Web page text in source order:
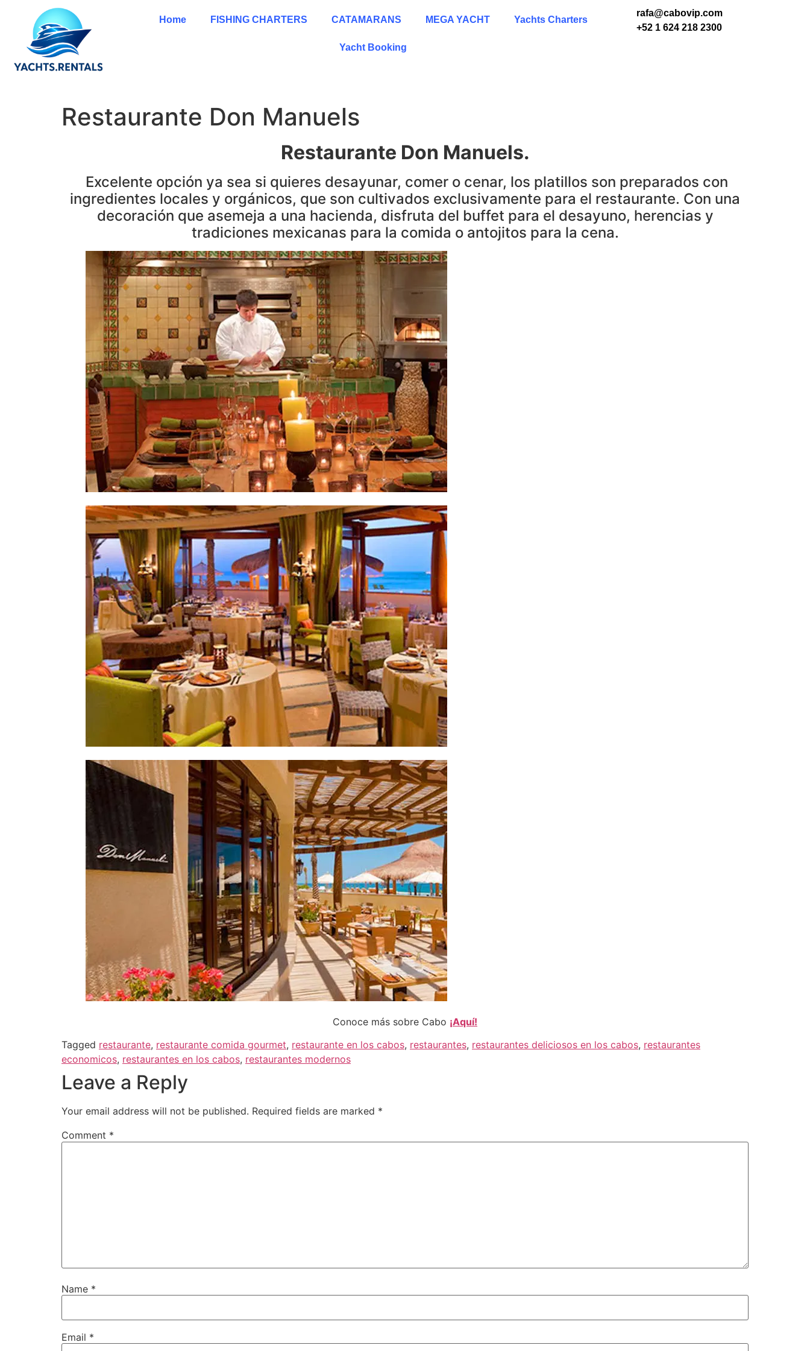
Home FISHING CHARTERS CATAMARANS MEGA YACHT Yachts Charters
Yacht Booking
rafa@cabovip.com
+52 1 624 218 2300
Restaurante Don Manuels
Restaurante Don Manuels.
Excelente opción ya sea si quieres desayunar, comer o cenar, los platillos son preparados con
ingredientes locales y orgánicos, que son cultivados exclusivamente para el restaurante. Con una
decoración que asemeja a una hacienda, disfruta del buffet para el desayuno, herencias y
tradiciones mexicanas para la comida o antojitos para la cena.
Conoce más sobre Cabo ¡Aquí!
Tagged restaurante, restaurante comida gourmet, restaurante en los cabos, restaurantes, restaurantes deliciosos en los cabos, restaurantes
economicos, restaurantes en los cabos, restaurantes modernos
Leave a Reply
Your email address will not be published. Required fields are marked *
Comment *
Name *
Email *